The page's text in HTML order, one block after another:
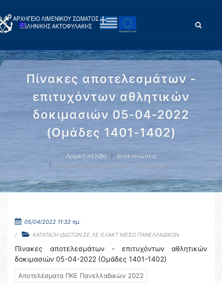
Πίνακες αποτελεσμάτων -
επιτυχόντων αθλητικών
δοκιμασιών 05-04-2022
(Ομάδες 1401-1402)
Αρχική σελίδα
Ανακοινώσεις
Πίνακες αποτελεσμάτων - επιτυχόντων …
05/04/2022 11:32 πμ.
ΚΑΤΑΤΑΞΗ ΙΔΙΩΤΩΝ ΣΕ ΛΣ-ΕΛΑΚΤ ΜΕΣΩ ΠΑΝΕΛΛΑΔΙΚΩΝ
Πίνακες αποτελεσμάτων - επιτυχόντων αθλητικών
δοκιμασιών 05-04-2022 (Ομάδες 1401-1402)
Αποτελέσματα ΠΚΕ Πανελλαδικών 2022